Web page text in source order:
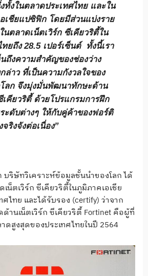
ทั้งในตลาดประเทศไทย และใน
เชียแปซิฟิก โดยมีส่วนแบ่งราย
นตลาดเน็ตเวิร์ก ซีเคียวริตี้ใน
ทยถึง 28.5 เปอร์เซ็นต์ ทั้งนี้เรา
นถึงความสำคัญของช่องว่าง
ล่าว ที่เป็นความกังวลใจของ
ลก จึงมุ่งมั่นพัฒนาทักษะด้าน
เคียวริตี้ ด้วยโปรแกรมการฝึก
ะดับต่างๆ ให้กับคู่ค้าของฟอร์ติ
จริงจังต่อเนื่อง”
บริษัทวิเคราะห์ข้อมูลชั้นนำของโลก ได้
น็ตเวิร์ก ซีเคียวริตี้ในภูมิภาคเอเชีย
ไทย และได้รับรอง (certify) ว่าจาก
านเน็ตเวิร์ก ซีเคียวริตี้ Fortinet คือผู้ที่
ดสูงสุดของประเทศไทยในปี 2564